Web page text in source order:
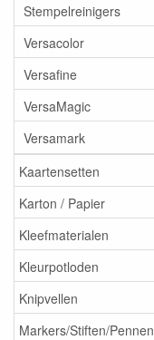
Stempelreinigers
Versacolor
Versafine
VersaMagic
Versamark
Kaartensetten
Karton / Papier
Kleefmaterialen
Kleurpotloden
Knipvellen
Markers/Stiften/Pennen